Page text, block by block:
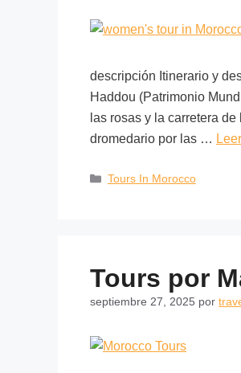
descripción Itinerario y
Haddou (Patrimonio
las rosas y la carretera
dromedario por las …
Tours In Morocco
Tours por
septiembre 27, 2025 por